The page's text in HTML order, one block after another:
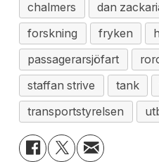
chalmers dan
forskning
fryken
passagerarsjöfart
staffan strive
tank
transportstyrelsen